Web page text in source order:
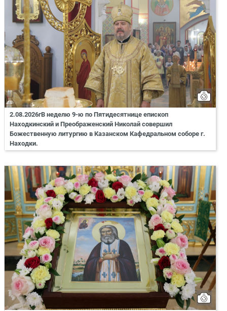
2.08.2026гВ неделю 9-ю по Пятидесятнице епископ
Находкинский и Преображенский Николай совершил
Божественную литургию в Казанском Кафедральном соборе г.
Находки.